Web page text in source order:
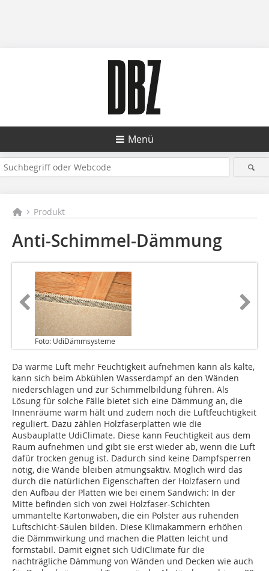
Menü
Produkt
Anti-Schimmel-Dämmung
Foto: UdiDämmsysteme
Da warme Luft mehr Feuchtigkeit aufnehmen kann als kalte,
kann sich beim Abkühlen Wasserdampf an den Wänden
niederschlagen und zur Schimmelbildung führen. Als
Lösung für solche Fälle bietet sich eine Dämmung an, die
Innenräume warm hält und zudem noch die Luftfeuchtigkeit
reguliert. Dazu zählen Holzfaserplatten wie die
Ausbauplatte UdiClimate. Diese kann Feuchtigkeit aus dem
Raum aufnehmen und gibt sie erst wieder ab, wenn die Luft
dafür trocken genug ist. Dadurch sind keine Dampfsperren
nötig, die Wände bleiben atmungsaktiv. Möglich wird das
durch die natürlichen Eigenschaften der Holzfasern und
den Aufbau der Platten wie bei einem Sandwich: In der
Mitte befinden sich von zwei Holzfaser-Schichten
ummantelte Kartonwaben, die ein Polster aus ruhenden
Luftschicht-Säulen bilden. Diese Klimakammern erhöhen
die Dämmwirkung und machen die Platten leicht und
formstabil. Damit eignet sich UdiClimate für die
nachträgliche Dämmung von Wänden und Decken wie auch